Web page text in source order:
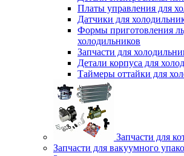
Платы управления для
Датчики для
Формы приготовления
холодильников
Запчасти для
Детали корпуса для
Таймеры оттайки для
Запчасти для
Запчасти для вакуумного